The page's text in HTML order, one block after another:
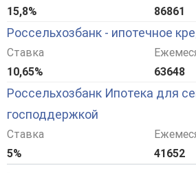
15,8%
86861
Россельхозбанк - ипотечное
Ставка
10,65%
63648
Россельхозбанк Ипотека для
господдержкой
Ставка
5%
41652